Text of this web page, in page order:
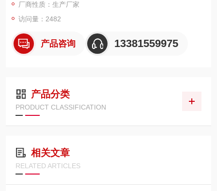
厂商性质：生产厂家
访问量：2482
产品咨询 13381559975
产品分类
PRODUCT CLASSIFICATION
相关文章
RELATED ARTICLES